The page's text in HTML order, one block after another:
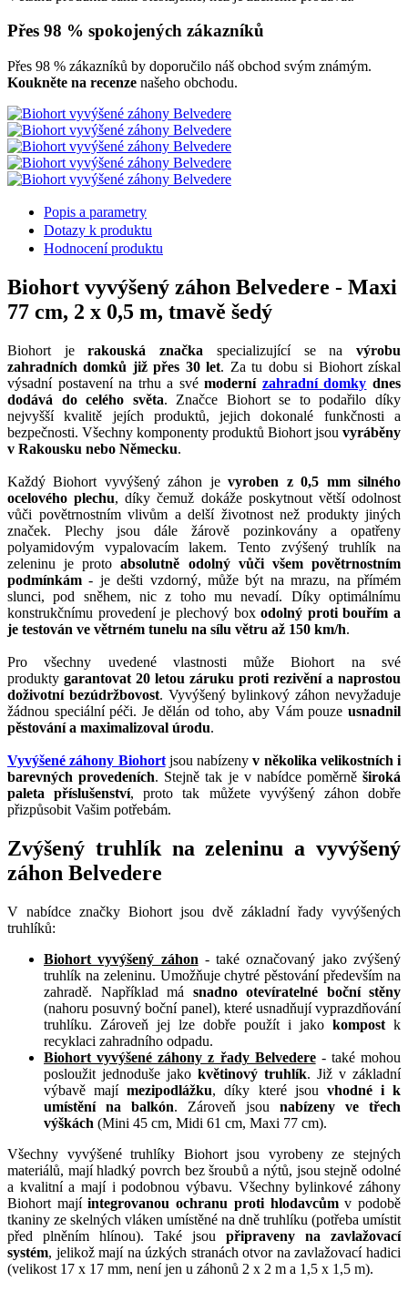
Přes 98 % spokojených zákazníků
Přes 98 % zákazníků by doporučilo náš obchod svým známým.
Koukněte na recenze našeho obchodu.
Popis a parametry
Dotazy k produktu
Hodnocení produktu
Biohort vyvýšený záhon Belvedere - Maxi
77 cm, 2 x 0,5 m, tmavě šedý
Biohort jerakouská značka specializující se navýrobu
zahradních domků již přes 30 let. Za tu dobu si Biohort získal
výsadní postavení na trhu a svémoderní zahradní domky dnes
dodává do celého světa. Značce Biohort se to podařilo díky
nejvyšší kvalitě jejích produktů, jejich dokonalé funkčnosti a
bezpečnosti. Všechny komponenty produktů Biohort jsou vyráběny
v Rakousku nebo Německu.
Každý Biohort vyvýšený záhon jevyroben z 0,5 mm silného
ocelového plechu, díky čemuž dokáže poskytnout větší odolnost
vůči povětrnostním vlivům a delší životnost než produkty jiných
značek. Plechy jsou dále žárově pozinkovány a opatřeny
polyamidovým vypalovacím lakem. Tento zvýšený truhlík na
zeleninu je protoabsolutně odolný vůči všem povětrnostním
podmínkám - je dešti vzdorný, může být na mrazu, na přímém
slunci, pod sněhem, nic z toho mu nevadí. Díky optimálnímu
konstrukčnímu provedení je plechový boxodolný proti bouřím a
je testován ve větrném tunelu na sílu větru až 150 km/h.
Pro všechny uvedené vlastnosti může Biohort na své
produkty garantovat 20 letou záruku proti rezivění a naprostou
doživotní bezúdržbovost. Vyvýšený bylinkový záhon nevyžaduje
žádnou speciální péči. Je dělán od toho, aby Vám pouze usnadnil
pěstování a maximalizoval úrodu.
Vyvýšené záhony Biohortjsou nabízenyv několika velikostních i
barevných provedeních. Stejně tak je v nabídce poměrně široká
paleta příslušenství, proto tak můžete vyvýšený záhon dobře
přizpůsobit Vašim potřebám.
Zvýšený truhlík na zeleninu a vyvýšený
záhon Belvedere
V nabídce značky Biohort jsou dvě základní řady vyvýšených
truhlíků:
Biohort vyvýšený záhon - také označovaný jako zvýšený
truhlík na zeleninu. Umožňuje chytré pěstování především na
zahradě. Například má snadno otevíratelné boční stěny
(nahoru posuvný boční panel), které usnadňují vyprazdňování
truhlíku. Zároveň jej lze dobře použít i jako kompost k
recyklaci zahradního odpadu.
Biohort vyvýšené záhony z řady Belvedere- také mohou
posloužit jednoduše jako květinový truhlík. Již v základní
výbavě majímezipodlážku, díky které jsou vhodné i k
umístění na balkón. Zároveň jsou nabízeny ve třech
výškách (Mini 45 cm, Midi 61 cm, Maxi 77 cm).
Všechny vyvýšené truhlíky Biohort jsou vyrobeny ze stejných
materiálů, mají hladký povrch bez šroubů a nýtů, jsou stejně odolné
a kvalitní a mají i podobnou výbavu. Všechny bylinkové záhony
Biohort majíintegrovanou ochranu proti hlodavcůmv podobě
tkaniny ze skelných vláken umístěné na dně truhlíku (potřeba umístit
před plněním hlínou). Také jsou připraveny na zavlažovací
systém, jelikož mají na úzkých stranách otvor na zavlažovací hadici
(velikost 17 x 17 mm, není jen u záhonů 2 x 2 m a 1,5 x 1,5 m).